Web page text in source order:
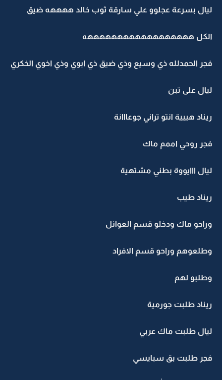
ليال بسرعة عجلوو علي سارقة ثوب خالد ههههه ضيق
الكل ههههههههههههههههههه
فجر الحمدلله ذي وسيع وذي ضيق ذي ابوي وذي اخوي الخكري
ليال على تبن
ريناد هييية انتو تراني جوعااانة
فجر روحي اممم ماك
ليال ااايووة بطني مشتهية
ريناد طيب
وراحو ماك ودخلو قسم العوائل
وطلعوهم وراحو قسم الافراد
وطلبو لهم
ريناد طلبت جورمية
ليال طلبت ماك عربي
فجر طلبت بق سبايسي